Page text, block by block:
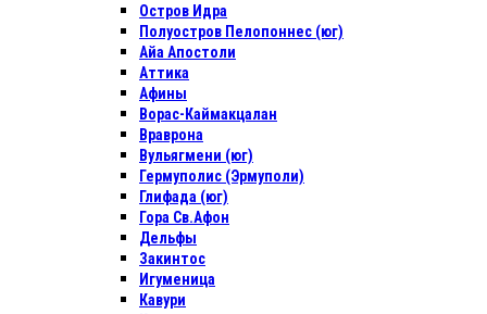
Остров Идра
Полуостров Пелопоннес (юг)
Айа Апостоли
Аттика
Афины
Ворас-Каймакцалан
Враврона
Вульягмени (юг)
Гермуполис (Эрмуполи)
Глифада (юг)
Гора Св.Афон
Дельфы
Закинтос
Игуменица
Кавури